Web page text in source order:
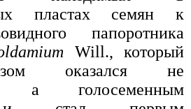
пластах семян к
папоротника
Will., который
оказался не
а голосеменным